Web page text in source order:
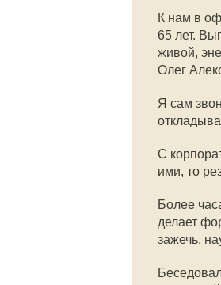
К нам в
65 лет.
живой,
Олег
Я сам
С
ими, то
Более
делает
зажечь,